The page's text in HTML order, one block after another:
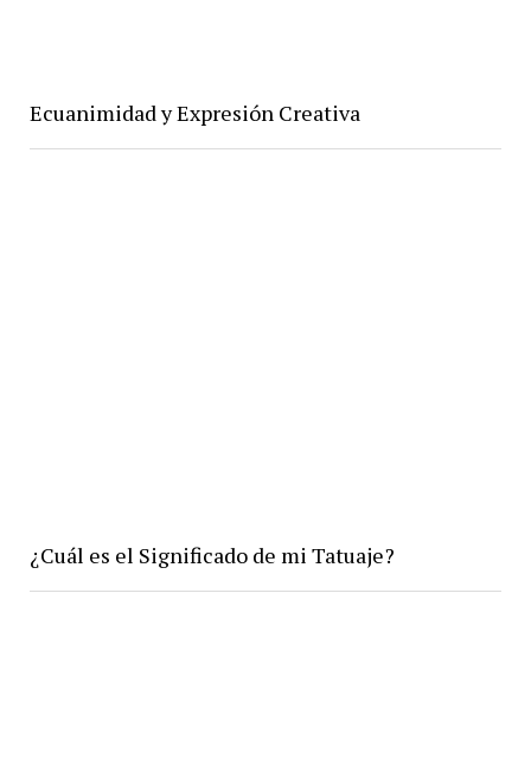
Ecuanimidad y Expresión Creativa
¿Cuál es el Significado de mi Tatuaje?